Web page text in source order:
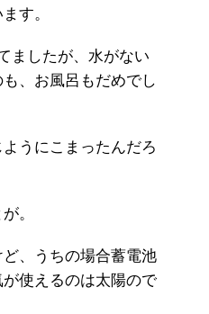
す。
ましたが、水がない
、お風呂もだめでし
うにこまったんだろ
。
、うちの場合蓄電池
使えるのは太陽ので